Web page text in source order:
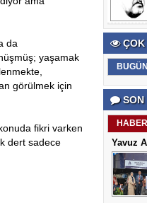
da
yaşamak
görülmek için
fikri varken
dert sadece
ÇOK
BUGÜN
SON
Yavuz